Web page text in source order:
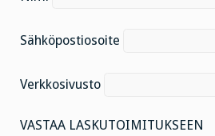
Sähköpostiosoite
Verkkosivusto
VASTAA LASKUTOIMITUKSEEN